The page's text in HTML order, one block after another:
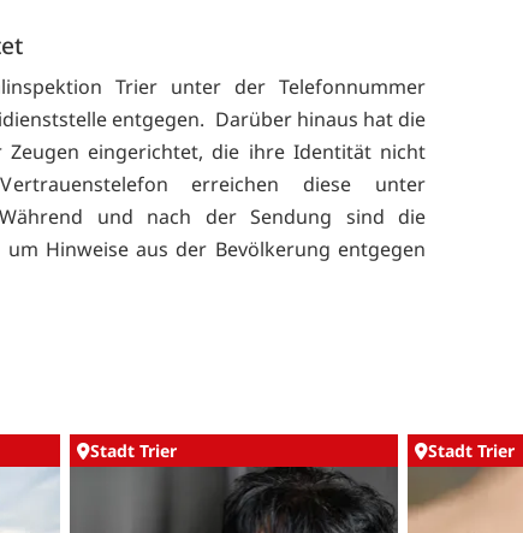
Trier unter der Telefonnummer
entgegen. Darüber hinaus hat die
eingerichtet, die ihre Identität nicht
erreichen diese unter
und nach der Sendung sind die
Hinweise aus der Bevölkerung entgegen
Stadt Trier Stadt Trier